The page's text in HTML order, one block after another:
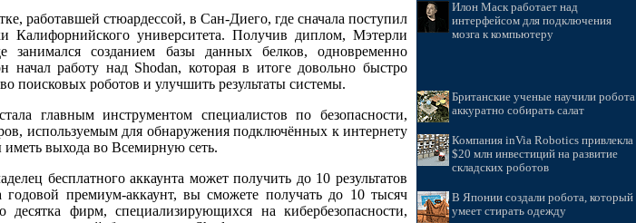
работавшей стюардессой, в Сан-Диего, где сначала поступил
Калифорнийского университета. Получив диплом, Мэтерли
занимался созданием базы данных белков, одновременно
работу над Shodan, которая в итоге довольно быстро
поисковых роботов и улучшить результаты системы.
главным инструментом специалистов по безопасности,
используемым для обнаружения подключённых к интернету
выхода во Всемирную сеть.
бесплатного аккаунта может получить до 10 результатов
премиум-аккаунт, вы сможете получать до 10 тысяч
фирм, специализирующихся на кибербезопасности,
Илон Маск работает над
интерфейсом для подключения
мозга к компьютеру
Британские ученые научили робота
аккуратно собирать салат
Компания inVia Robotics привлекла
$20 млн инвестиций на развитие
складских роботов
В Японии создали робота, который
умеет стирать одежду